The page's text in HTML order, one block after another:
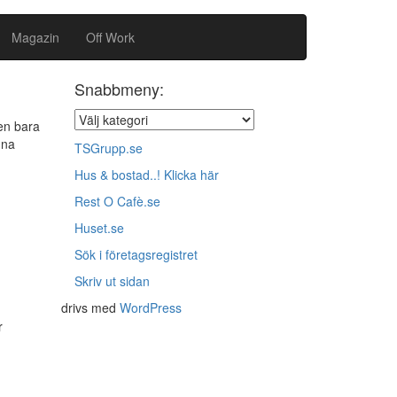
Magazin Off Work
bara
Snabbmeny:
TSGrupp.se
Hus & bostad..! Klicka här
Rest O Cafè.se
Huset.se
Sök i företagsregistret
Skriv ut sidan
drivs med WordPress